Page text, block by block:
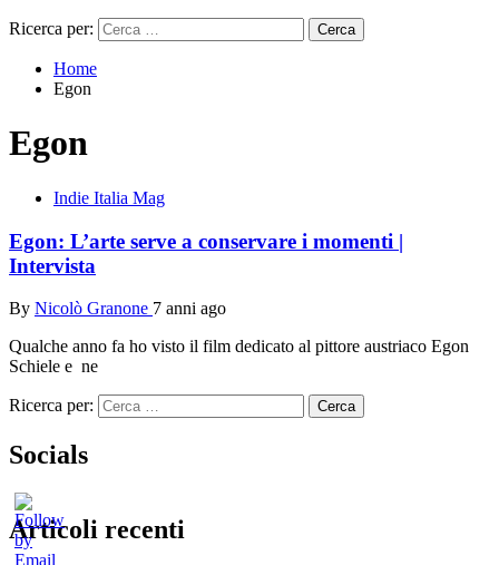
Ricerca per:
Home
Egon
Egon
Indie Italia Mag
Egon: L’arte serve a conservare i momenti |
Intervista
By Nicolò Granone 7 anni ago
Qualche anno fa ho visto il film dedicato al pittore austriaco Egon
Schiele e ne
Ricerca per:
Socials
Articoli recenti